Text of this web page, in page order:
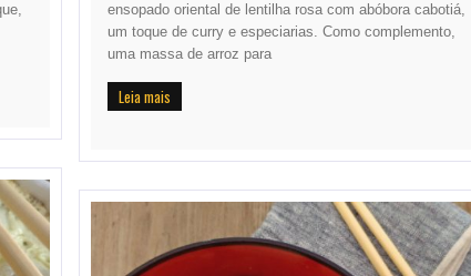
ensopado oriental de lentilha rosa com abóbora cabotiá,
um toque de curry e especiarias. Como complemento,
uma massa de arroz para
Leia mais